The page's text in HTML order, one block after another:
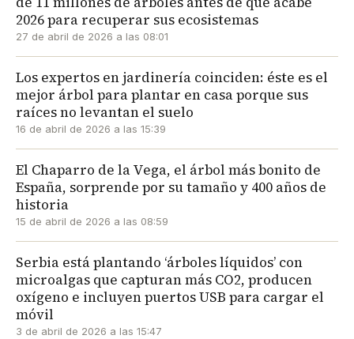
2026 para recuperar sus ecosistemas
27 de abril de 2026 a las 08:01
Los expertos en jardinería coinciden: éste es el
mejor árbol para plantar en casa porque sus
raíces no levantan el suelo
16 de abril de 2026 a las 15:39
El Chaparro de la Vega, el árbol más bonito de
España, sorprende por su tamaño y 400 años de
historia
15 de abril de 2026 a las 08:59
Serbia está plantando ‘árboles líquidos’ con
microalgas que capturan más CO2, producen
oxígeno e incluyen puertos USB para cargar el
móvil
3 de abril de 2026 a las 15:47